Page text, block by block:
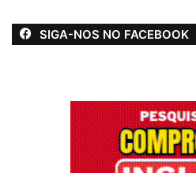
SIGA-NOS NO FACEBOOK